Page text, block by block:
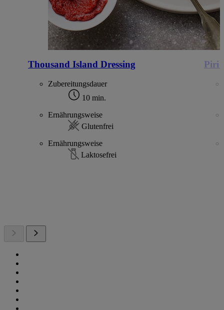
Thousand Island Dressing
Zubereitungsdauer
10 min.
Ernährungsweise
Glutenfrei
Ernährungsweise
Laktosefrei
Piri